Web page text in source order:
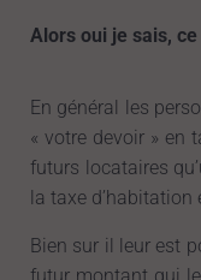
Alors oui je sais, ce
En général les
« votre devoir » en
futurs locataires
la taxe d’habitation
Bien sur il leur est